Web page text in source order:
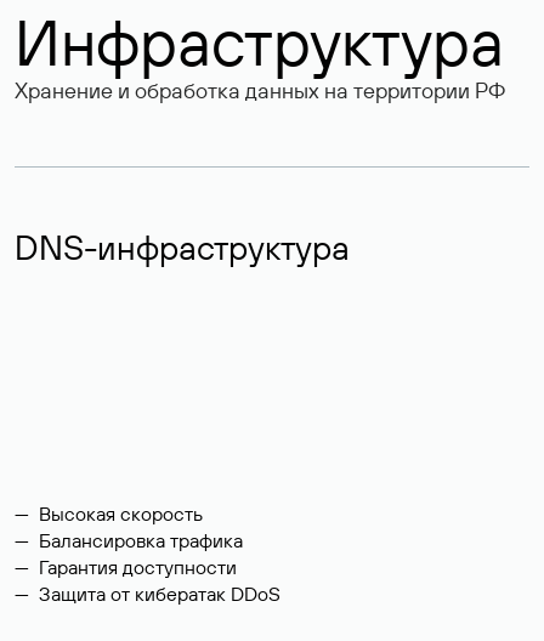
Инфраструктура
Хранение и обработка данных на территории РФ
DNS-инфраструктура
Высокая скорость
Балансировка трафика
Гарантия доступности
Защита от кибератак DDoS